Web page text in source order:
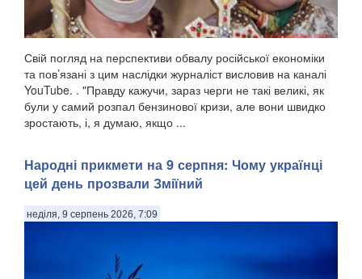
Свій погляд на перспективи обвалу російської економіки
та пов’язані з цим наслідки журналіст висловив на каналі
YouTube. . "Правду кажучи, зараз черги не такі великі, як
були у самий розпал бензинової кризи, але вони швидко
зростають, і, я думаю, якщо ...
Народні прикмети на 9 серпня: Чому українці
цей день прозвали Зміїний
неділя, 9 серпень 2026, 7:09